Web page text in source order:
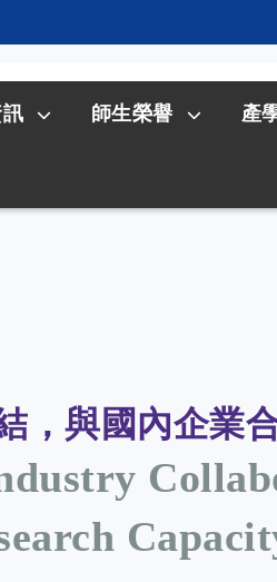
師生榮譽 產
，與國內企業